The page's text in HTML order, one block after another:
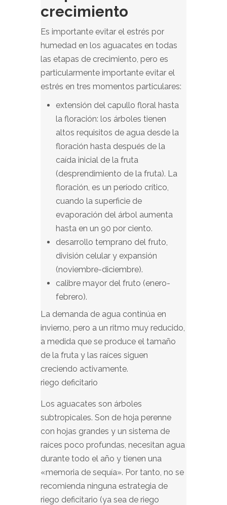
crecimiento
Es importante evitar el estrés por
humedad en los aguacates en todas
las etapas de crecimiento, pero es
particularmente importante evitar el
estrés en tres momentos particulares:
extensión del capullo floral hasta
la floración: los árboles tienen
altos requisitos de agua desde la
floración hasta después de la
caída inicial de la fruta
(desprendimiento de la fruta). La
floración, es un período crítico,
cuando la superficie de
evaporación del árbol aumenta
hasta en un 90 por ciento.
desarrollo temprano del fruto,
división celular y expansión
(noviembre-diciembre).
calibre mayor del fruto (enero-
febrero).
La demanda de agua continúa en
invierno, pero a un ritmo muy reducido,
a medida que se produce el tamaño
de la fruta y las raíces siguen
creciendo activamente.
riego deficitario
Los aguacates son árboles
subtropicales. Son de hoja perenne
con hojas grandes y un sistema de
raíces poco profundas, necesitan agua
durante todo el año y tienen una
«memoria de sequía». Por tanto, no se
recomienda ninguna estrategia de
riego deficitario (ya sea de riego